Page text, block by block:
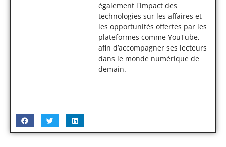
également l'impact des
technologies sur les affaires et
les opportunités offertes par les
plateformes comme YouTube,
afin d’accompagner ses lecteurs
dans le monde numérique de
demain.